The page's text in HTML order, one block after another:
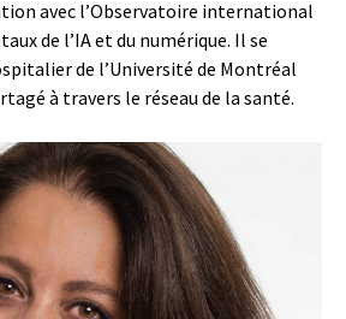
avec l’Observatoire international
de l’IA et du numérique. Il se
de l’Université de Montréal
à travers le réseau de la santé.